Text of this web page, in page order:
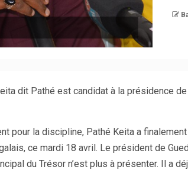
dit Pathé est candidat à la présidence
pour la discipline, Pathé Keita a
ce mardi 18 avril. Le président de
du Trésor n’est plus à présenter. Il a